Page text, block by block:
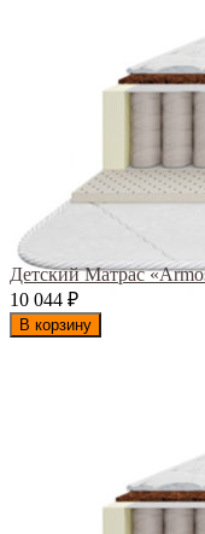
Детский Матрас
10 044 ₽
В корзину